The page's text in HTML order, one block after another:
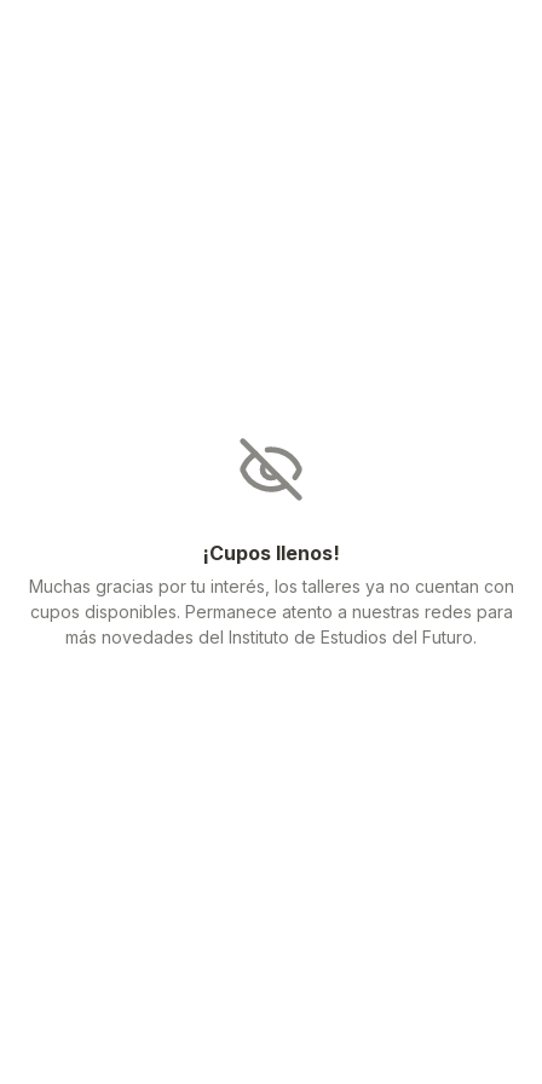
¡Cupos llenos!
Muchas gracias por tu interés, los talleres ya no cuentan con
cupos disponibles. Permanece atento a nuestras redes para
más novedades del Instituto de Estudios del Futuro.